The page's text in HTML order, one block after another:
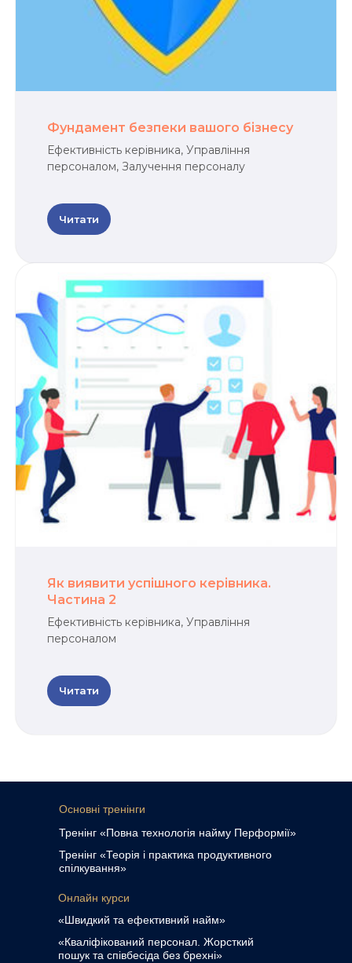
Фундамент безпеки вашого бізнесу
Ефективність керівника, Управління
персоналом, Залучення персоналу
Читати
Як виявити успішного керівника.
Частина 2
Ефективність керівника, Управління
персоналом
Читати
Онлайн курси
Основні тренінги
Тренінг «Повна технологія найму Перформії»
Тренінг «Теорія і практика продуктивного
спілкування»
«Швидкий та ефективний найм»
«Кваліфікований персонал. Жорсткий
пошук та співбесіда без брехні»